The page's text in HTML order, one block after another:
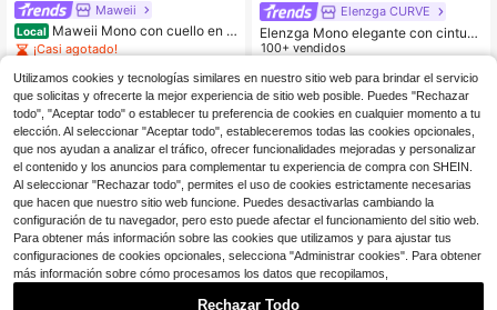
Maweii
Local Maweii Mono con cuello en V
estampado, con piernas acampana
caciones francesas para el verano
¡Casi agotado!
16 .19
Elenzga CURVE
Elenzga Mono elegante con cintura
ceñida, impresión ondulada y talla g
100+ vendidos
Utilizamos cookies y tecnologías similares en nuestro sitio web para brindar el servicio
que solicitas y ofrecerte la mejor experiencia de sitio web posible. Puedes "Rechazar
todo", "Aceptar todo" o establecer tu preferencia de cookies en cualquier momento a tu
elección. Al seleccionar "Aceptar todo", estableceremos todas las cookies opcionales,
que nos ayudan a analizar el tráfico, ofrecer funcionalidades mejoradas y personalizar
el contenido y los anuncios para complementar tu experiencia de compra con SHEIN.
Al seleccionar "Rechazar todo", permites el uso de cookies estrictamente necesarias
que hacen que nuestro sitio web funcione. Puedes desactivarlas cambiando la
configuración de tu navegador, pero esto puede afectar el funcionamiento del sitio web.
Para obtener más información sobre las cookies que utilizamos y para ajustar tus
configuraciones de cookies opcionales, selecciona "Administrar cookies". Para obtener
más información sobre cómo procesamos los datos que recopilamos,
Rechazar Todo